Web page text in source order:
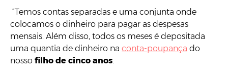
“Temos contas separadas e uma conjunta onde
colocamos o dinheiro para pagar as despesas
mensais. Além disso, todos os meses é depositada
uma quantia de dinheiro na conta-poupança do
nosso filho de cinco anos